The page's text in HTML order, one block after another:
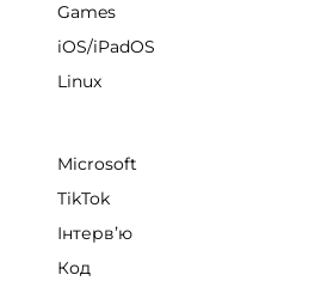
Games
iOS/iPadOS
Linux
Microsoft
TikTok
Інтервʼю
Код